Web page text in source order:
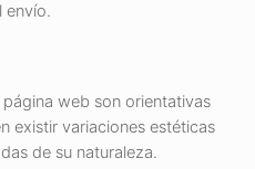
envío.
web son orientativas
existir variaciones estéticas
de su naturaleza.